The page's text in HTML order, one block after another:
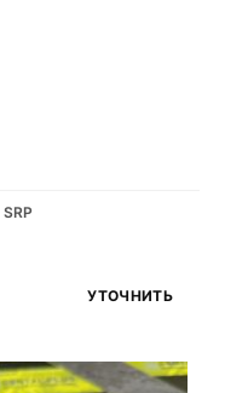
Болт кардана A30-A40 970926 SRP
УТОЧНИТЬ